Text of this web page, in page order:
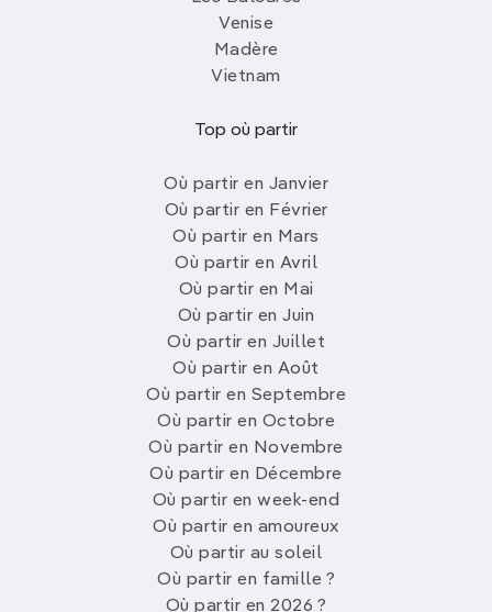
Venise
Madère
Vietnam
Top où partir
Où partir en Janvier
Où partir en Février
Où partir en Mars
Où partir en Avril
Où partir en Mai
Où partir en Juin
Où partir en Juillet
Où partir en Août
Où partir en Septembre
Où partir en Octobre
Où partir en Novembre
Où partir en Décembre
Où partir en week-end
Où partir en amoureux
Où partir au soleil
Où partir en famille ?
Où partir en 2026 ?